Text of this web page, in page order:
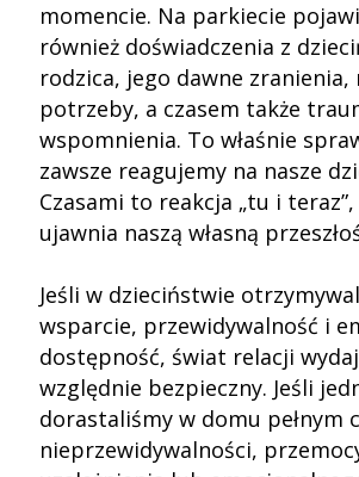
momencie. Na parkiecie
również doświadczenia z
rodzica, jego dawne zranienia,
potrzeby, a czasem także
wspomnienia. To właśnie
zawsze reagujemy na nasze
Czasami to reakcja „tu i
ujawnia naszą własną
Jeśli w dzieciństwie
wsparcie, przewidywalność i
dostępność, świat relacji
względnie bezpieczny. Jeśli
dorastaliśmy w domu pełnym
nieprzewidywalności,